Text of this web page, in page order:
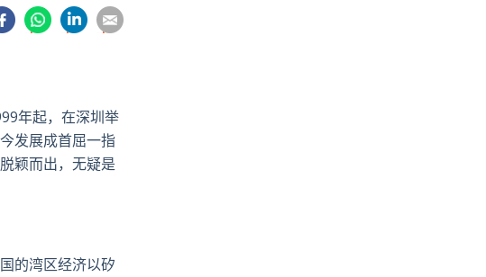
分
分
分
享
享
享
年起，在深圳举
发展成首屈一指
颖而出，无疑是
的湾区经济以矽